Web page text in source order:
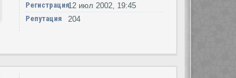
Регистрация12 июл 2002, 19:45
Репутация
204